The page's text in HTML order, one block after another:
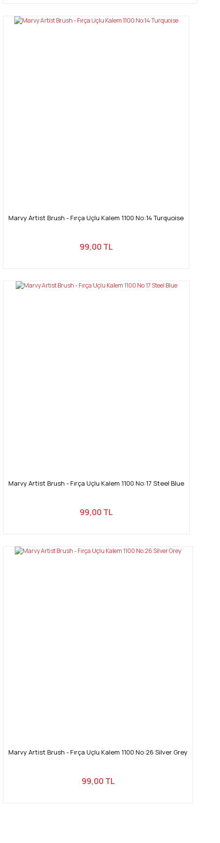
Marvy Artist Brush - Fırça Uçlu Kalem 1100 No:14 Turquoise
99,00 TL
Marvy Artist Brush - Fırça Uçlu Kalem 1100 No:17 Steel Blue
99,00 TL
Marvy Artist Brush - Fırça Uçlu Kalem 1100 No:26 Silver Grey
99,00 TL